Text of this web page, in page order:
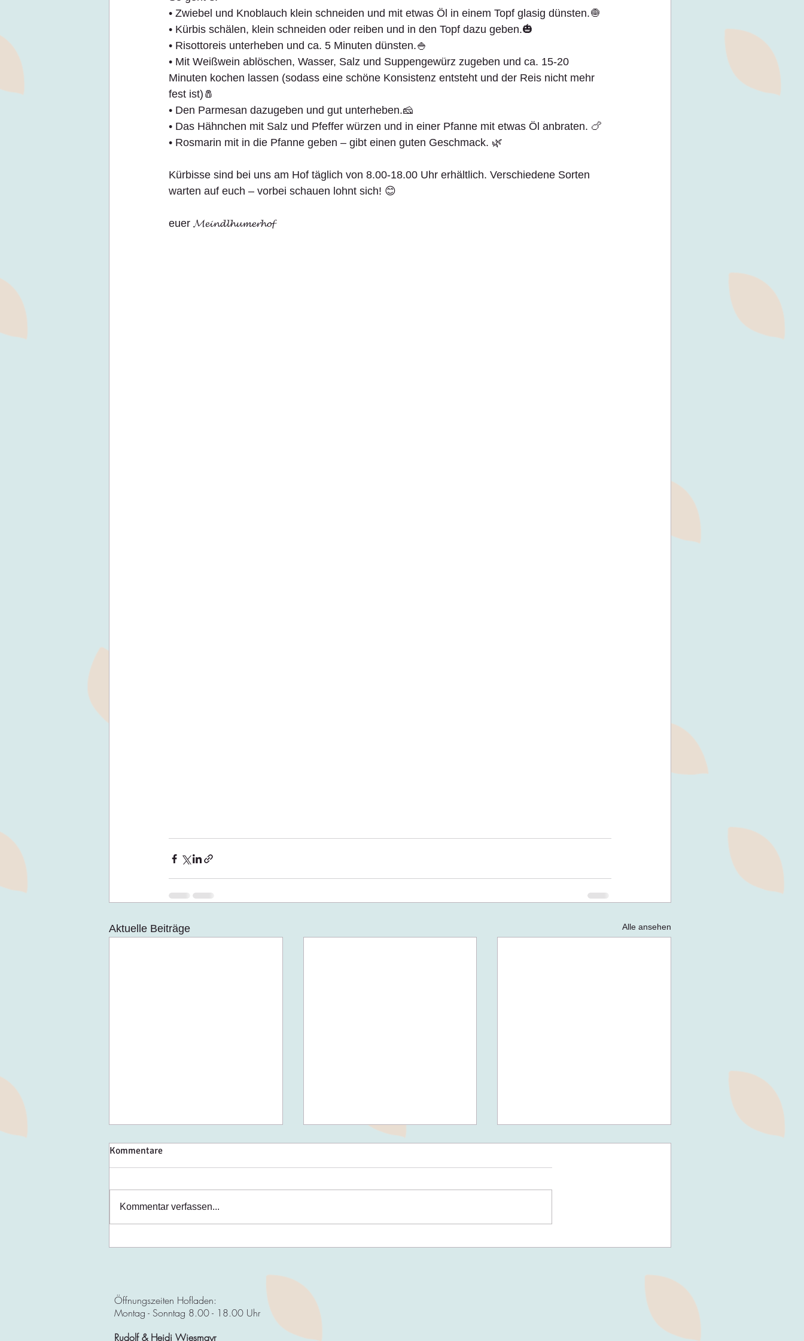
• Zwiebel und Knoblauch klein schneiden und mit etwas Öl in einem Topf glasig dünsten.🧅
• Kürbis schälen, klein schneiden oder reiben und in den Topf dazu geben.🎃
• Risottoreis unterheben und ca. 5 Minuten dünsten.🍚
• Mit Weißwein ablöschen, Wasser, Salz und Suppengewürz zugeben und ca. 15-20
Minuten kochen lassen (sodass eine schöne Konsistenz entsteht und der Reis nicht mehr
fest ist)🧂
• Den Parmesan dazugeben und gut unterheben.🧀
• Das Hähnchen mit Salz und Pfeffer würzen und in einer Pfanne mit etwas Öl anbraten. 🍗
• Rosmarin mit in die Pfanne geben – gibt einen guten Geschmack. 🌿
Kürbisse sind bei uns am Hof täglich von 8.00-18.00 Uhr erhältlich. Verschiedene Sorten
warten auf euch – vorbei schauen lohnt sich! 😊
euer 𝓜𝓮𝓲𝓷𝓭𝓵𝓱𝓾𝓶𝓮𝓻𝓱𝓸𝓯
Aktuelle Beiträge Alle ansehen
Melonen
KIRSCHEN & MARILLEN
ERDBEEREN
Kommentare
Kommentar verfassen...
Öffnungszeiten Hofladen:
Montag - Sonntag 8.00 - 18.00 Uhr
Rudolf & Heidi Wiesmayr